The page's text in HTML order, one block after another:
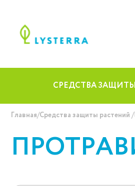
СРЕДСТВА
Главная/Средства защиты растений /